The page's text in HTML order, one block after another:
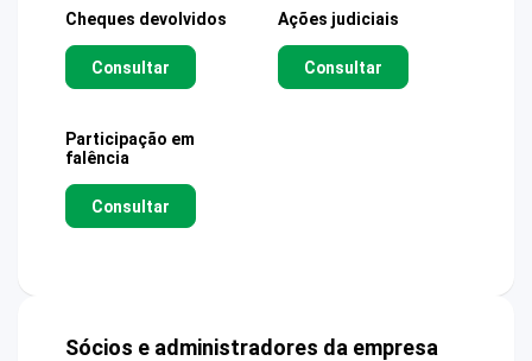
Cheques devolvidos
Consultar
Ações judiciais
Consultar
Participação em
falência
Consultar
Sócios e administradores da empresa